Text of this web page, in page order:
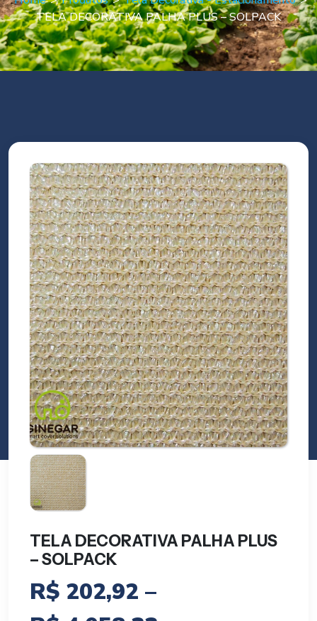
TELA DECORATIVA PALHA PLUS – SOLPACK
TELA DECORATIVA PALHA PLUS
– SOLPACK
R$ 202,92 –